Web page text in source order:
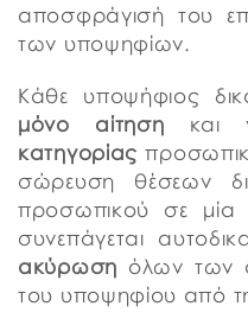
αποσφράγισή του
των υποψηφίων.
Κάθε υποψήφιος
μόνο αίτηση και
κατηγορίας
σώρευση θέσεων
προσωπικού σε μία
συνεπάγεται
ακύρωση όλων των
του υποψηφίου από